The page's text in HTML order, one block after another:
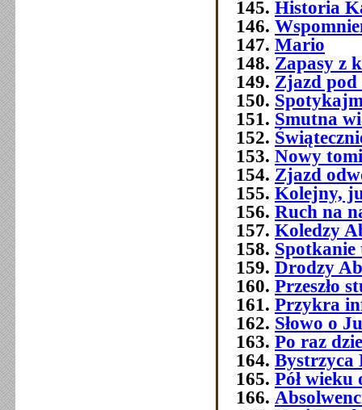
Historia
Mario
Zapasy z
Zjazd
Smutna
Nowy
Zjazd
Kolejny,
Ruch na
Koledzy
Spotkanie
Drodzy
Przeszło
Przykra
Słowo o
Po raz
Bystrzyca
Pół